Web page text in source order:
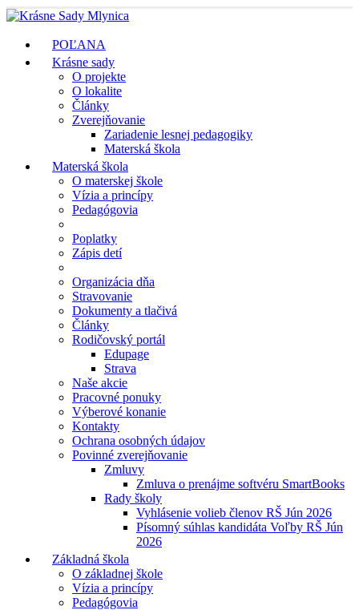
POĽANA
Krásne sady
O projekte
O lokalite
Články
Zverejňovanie
Zariadenie lesnej pedagogiky
Materská škola
Materská škola
O materskej škole
Vízia a princípy
Pedagógovia
Poplatky
Zápis detí
Organizácia dňa
Stravovanie
Dokumenty a tlačivá
Články
Rodičovský portál
Edupage
Strava
Naše akcie
Pracovné ponuky
Výberové konanie
Kontakty
Ochrana osobných údajov
Povinné zverejňovanie
Zmluvy
Zmluva o prenájme softvéru SmartBooks
Rady školy
Vyhlásenie volieb členov RŠ Jún 2026
Písomný súhlas kandidáta Voľby RŠ Jún
2026
Základná škola
O základnej škole
Vízia a princípy
Pedagógovia